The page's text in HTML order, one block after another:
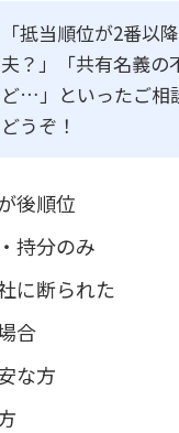
「抵当順位が2番以
夫？」「共有名義の
ど…」といったご相
どうぞ！
後順位
持分のみ
に断られた
合
な方